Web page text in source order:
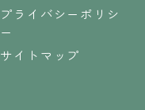
プライバシーポリシ
ー
サイトマップ